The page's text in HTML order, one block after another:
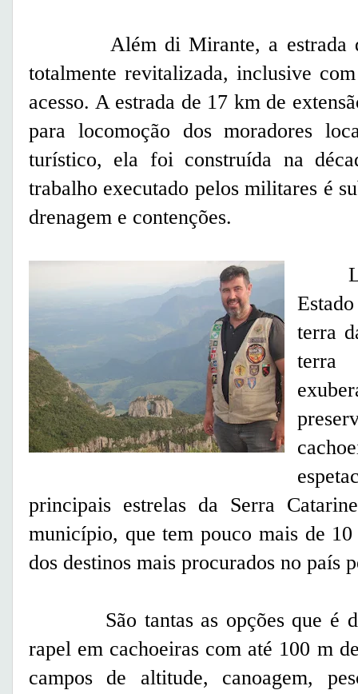
Além di Mirante, a estrada
totalmente revitalizada, inclusive
acesso. A estrada de 17 km de
para locomoção dos moradores
turístico, ela foi construída na
trabalho executado pelos militares é
drenagem e contenções.
terra
terra
principais estrelas da Serra
município, que tem pouco mais de
dos destinos mais procurados no país
São tantas as opções que é
rapel em cachoeiras com até 100 m
campos de altitude, canoagem,